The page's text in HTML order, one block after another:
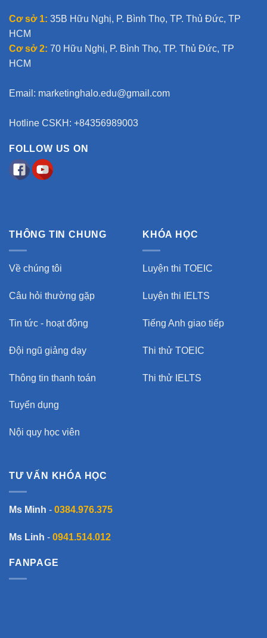
:
Cơ sở 1: 35B Hữu Nghị, P. Bình Thọ, TP. Thủ Đức, TP
HCM
Cơ sở 2: 70 Hữu Nghị, P. Bình Thọ, TP. Thủ Đức, TP
HCM
Email: marketinghalo.edu@gmail.com
Hotline CSKH: +84356989003
FOLLOW US ON
THÔNG TIN CHUNG
Về chúng tôi
Câu hỏi thường gặp
Tin tức - hoạt động
Đội ngũ giảng dạy
Thông tin thanh toán
Tuyển dụng
Nội quy học viên
KHÓA HỌC
Luyện thi TOEIC
Luyện thi IELTS
Tiếng Anh giao tiếp
Thi thử TOEIC
Thi thử IELTS
TƯ VẤN KHÓA HỌC
Ms Minh - 0384.976.375
Ms Linh - 0941.514.012
FANPAGE